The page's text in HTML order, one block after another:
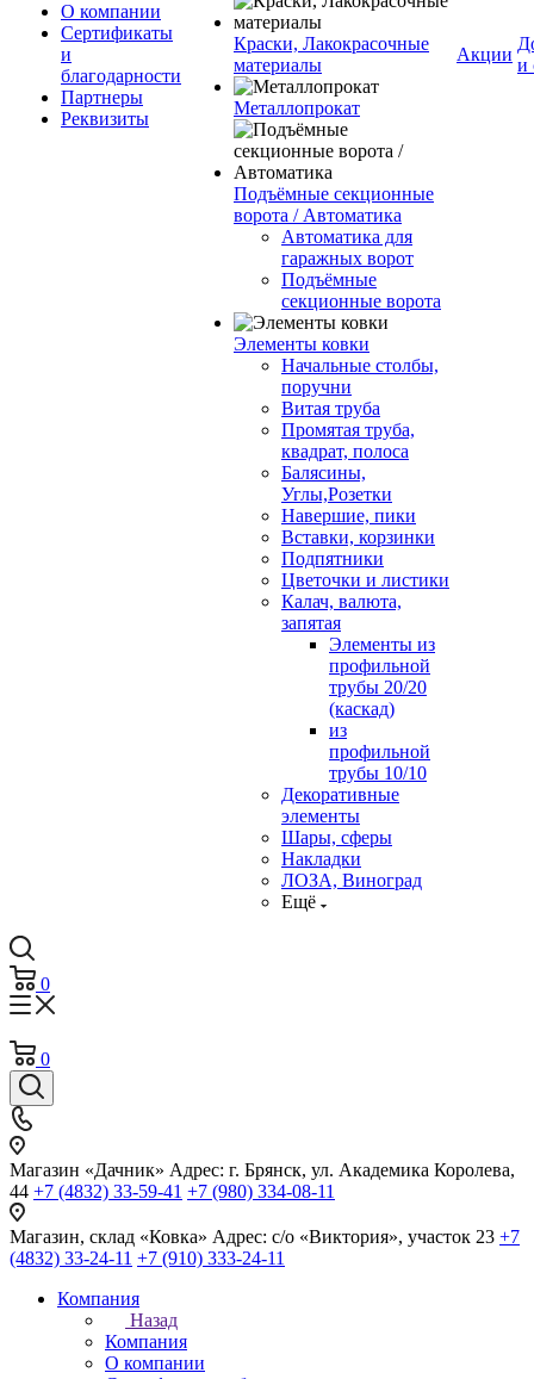
О компании
Сертификаты
и
благодарности
Партнеры
Реквизиты
Краски, Лакокрасочные
материалы
Металлопрокат
Подъёмные секционные
ворота / Автоматика
Автоматика для
гаражных ворот
Подъёмные
секционные ворота
Элементы ковки
Начальные столбы,
поручни
Витая труба
Промятая труба,
квадрат, полоса
Балясины,
Углы,Розетки
Навершие, пики
Вставки, корзинки
Подпятники
Цветочки и листики
Калач, валюта,
запятая
Элементы из
профильной
трубы 20/20
(каскад)
из
профильной
трубы 10/10
Декоративные
элементы
Шары, сферы
Накладки
ЛОЗА, Виноград
Ещё
Акции
и
0
0
Магазин «Дачник» Адрес: г. Брянск, ул. Академика Королева,
44 +7 (4832) 33-59-41 +7 (980) 334-08-11
Магазин, склад «Ковка» Адрес: с/о «Виктория», участок 23 +7
(4832) 33-24-11 +7 (910) 333-24-11
Компания
Назад
Компания
О компании